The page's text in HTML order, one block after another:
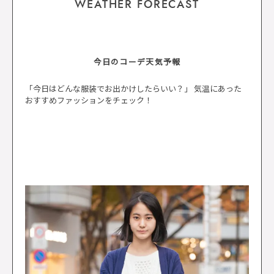
WEATHER FORECAST
今日のコーデ天気予報
「今日はどんな服装でお出かけしたらいい？」 気温にあった
おすすめファッションをチェック！